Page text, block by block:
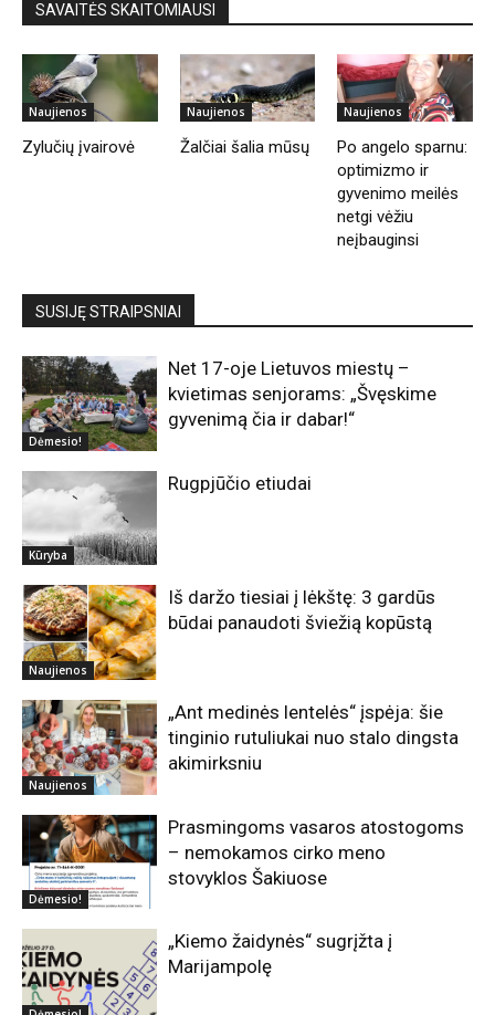
SAVAITĖS SKAITOMIAUSI
Naujienos
Zylučių įvairovė
Naujienos
Žalčiai šalia mūsų
Naujienos
Po angelo sparnu:
optimizmo ir
gyvenimo meilės
netgi vėžiu
neįbauginsi
SUSIJĘ STRAIPSNIAI
Dėmesio!
Net 17-oje Lietuvos miestų –
kvietimas senjorams: „Švęskime
gyvenimą čia ir dabar!“
Kūryba
Rugpjūčio etiudai
Naujienos
Iš daržo tiesiai į lėkštę: 3 gardūs
būdai panaudoti šviežią kopūstą
Naujienos
„Ant medinės lentelės“ įspėja: šie
tinginio rutuliukai nuo stalo dingsta
akimirksniu
Dėmesio!
Prasmingoms vasaros atostogoms
– nemokamos cirko meno
stovyklos Šakiuose
„Kiemo žaidynės“ sugrįžta į
Marijampolę